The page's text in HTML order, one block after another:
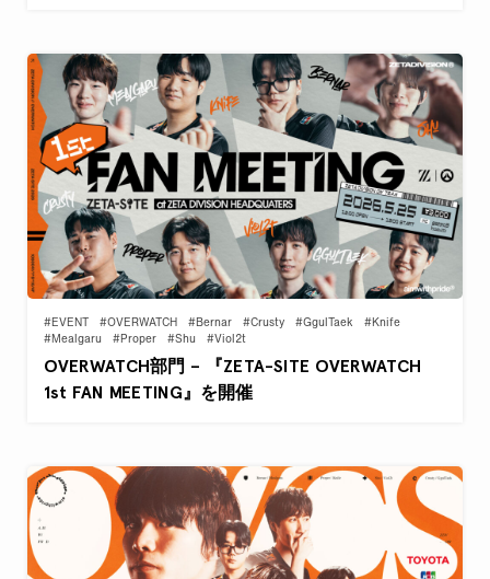
#EVENT #OVERWATCH #Bernar #Crusty #GgulTaek
#Knife
#Mealgaru
#Proper #Shu #Viol2t
OVERWATCH部門 – 『ZETA-SITE OVERWATCH
1st FAN MEETING』を開催